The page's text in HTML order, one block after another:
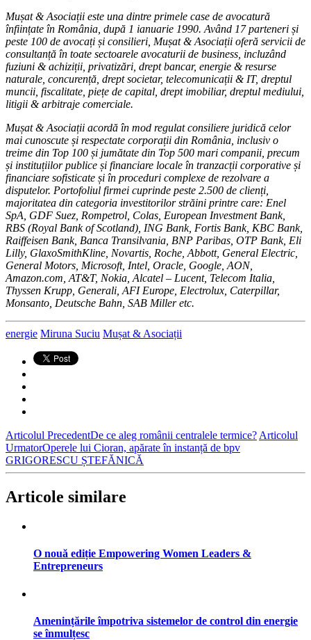
Mușat & Asociații este una dintre primele case de avocatură
înființate în România, după 1 ianuarie 1990. Având 17 parteneri și
peste 100 de avocați și consilieri, Mușat & Asociații oferă servicii de
consultanță în toate sectoarele avocaturii de business, incluzând
fuziuni & achiziții, privatizări, drept bancar, energie & resurse
naturale, concurență, drept societar, telecomunicații & IT, dreptul
muncii, fiscalitate, piețe de capital, drept imobiliar, dreptul mediului,
litigii & arbitraje comerciale.
Mușat & Asociații acordă în mod regulat consiliere juridică celor
mai cunoscute și respectate corporații din România, inclusiv o
treime din Top 100 și jumătate din Top 500 mari companii, precum
și instituțiilor publice și financiare locale în tranzacții corporative și
financiare sofisticate și în proceduri complexe de rezolvare a
disputelor. Portofoliul firmei cuprinde peste 2.500 de clienți,
majoritatea din categoria investitorilor străini printre care: Enel
SpA, GDF Suez, Rompetrol, Colas, European Investment Bank,
RBS (Royal Bank of Scotland), ING Bank, Fortis Bank, KBC Bank,
Raiffeisen Bank, Banca Transilvania, BNP Paribas, OTP Bank, Eli
Lilly, GlaxoSmithKline, Novartis, Roche, Abbott, General Electric,
General Motors, Microsoft, Intel, Oracle, Google, AON,
Amazon.com, AT&T, Nokia, Alcatel – Lucent, Telecom Italia,
Thyssen Krupp, Generali, AFI Europe, Electrolux, Caterpillar,
Monsanto, Deutsche Bahn, SAB Miller etc.
energie Miruna Suciu Mușat & Asociații
Articolul PrecedentDe ce aleg românii centralele termice? Articolul
UrmatorOperele lui Cioran, apărate în instanță de bpv
GRIGORESCU ȘTEFĂNICĂ
Articole similare
O nouă ediție Empowering Women Leaders &
Entrepreneurs
Amenințările împotriva sistemelor de control din energie
se înmulțesc